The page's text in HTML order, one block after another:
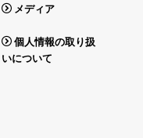
メディア
個人情報の取り扱
いについて